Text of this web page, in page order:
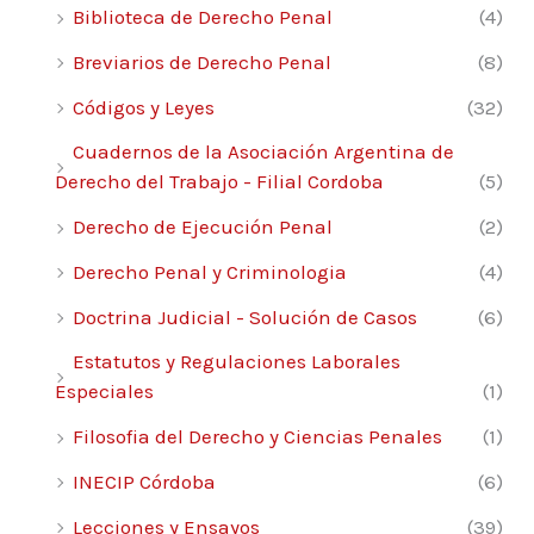
Por Sofía Andrea Keselman,
I. Control de constitucionalidad 266
1. Control de constitucionalidad en
Argentina. Sistema 266
2. Fundamentos normativos 275
a. Difuso 276
i) ¿Es vinculante la jurisprudencia
constitucional de la CSJN? 277
c. Permanente 287
d. Reparador 287
e. Se ejerce por vía directa (acción) o vía
indirecta
Biblioteca de Derecho Penal
(4)
Breviarios de Derecho Penal
(8)
Códigos y Leyes
(32)
Cuadernos de la Asociación Argentina de
Derecho del Trabajo - Filial Cordoba
(5)
Derecho de Ejecución Penal
(2)
Derecho Penal y Criminologia
(4)
Doctrina Judicial - Solución de Casos
(6)
Estatutos y Regulaciones Laborales
Especiales
(1)
Filosofia del Derecho y Ciencias Penales
(1)
INECIP Córdoba
(6)
Lecciones y Ensayos
(39)